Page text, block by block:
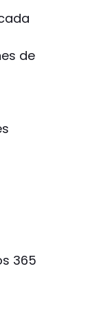
de
365